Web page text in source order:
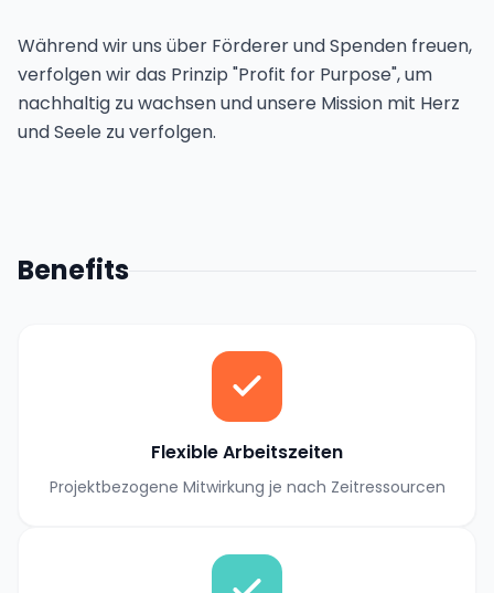
Während wir uns über Förderer und Spenden freuen,
verfolgen wir das Prinzip "Profit for Purpose", um
nachhaltig zu wachsen und unsere Mission mit Herz
und Seele zu verfolgen.
Benefits
Flexible Arbeitszeiten
Projektbezogene Mitwirkung je nach Zeitressourcen